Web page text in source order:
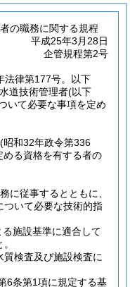
の職務に関する規程
平成25年3月28日
企管規程第2号
法律第177号。以下
道技術管理者(以下
いて必要な事項を定め
(昭和32年政令第336
める資格を有する者の
に従事するとともに、
ついて必要な技術的指
施設基準に適合して
検査及び施設検査に
6条第1項に規定する基